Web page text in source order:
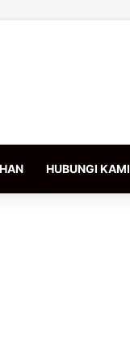
HUBUNGI KAMI